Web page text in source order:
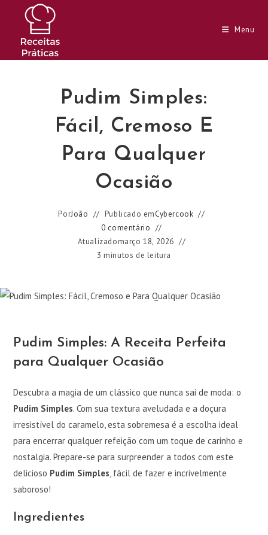
conteúdo
Menu
Pudim Simples:
Fácil, Cremoso E
Para Qualquer
Ocasião
PorJoão Publicado emCybercook
0 comentário
Atualizadomarço 18, 2026
3 minutos de leitura
Pudim Simples: A Receita Perfeita
para Qualquer Ocasião
Descubra a magia de um clássico que nunca sai de moda: o
Pudim Simples. Com sua textura aveludada e a doçura
irresistível do caramelo, esta sobremesa é a escolha ideal
para encerrar qualquer refeição com um toque de carinho e
nostalgia. Prepare-se para surpreender a todos com este
delicioso Pudim Simples, fácil de fazer e incrivelmente
saboroso!
Ingredientes